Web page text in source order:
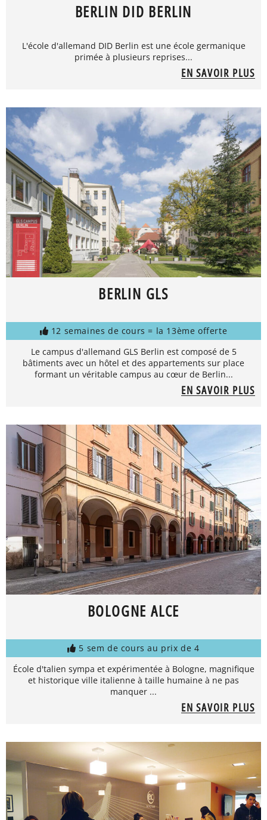
BERLIN DID BERLIN
L'école d'allemand DID Berlin est une école germanique
primée à plusieurs reprises...
EN SAVOIR PLUS
BERLIN GLS
12 semaines de cours = la 13ème offerte
Le campus d'allemand GLS Berlin est composé de 5
bâtiments avec un hôtel et des appartements sur place
formant un véritable campus au cœur de Berlin...
EN SAVOIR PLUS
BOLOGNE ALCE
5 sem de cours au prix de 4
École d'talien sympa et expérimentée à Bologne, magnifique
et historique ville italienne à taille humaine à ne pas
manquer ...
EN SAVOIR PLUS